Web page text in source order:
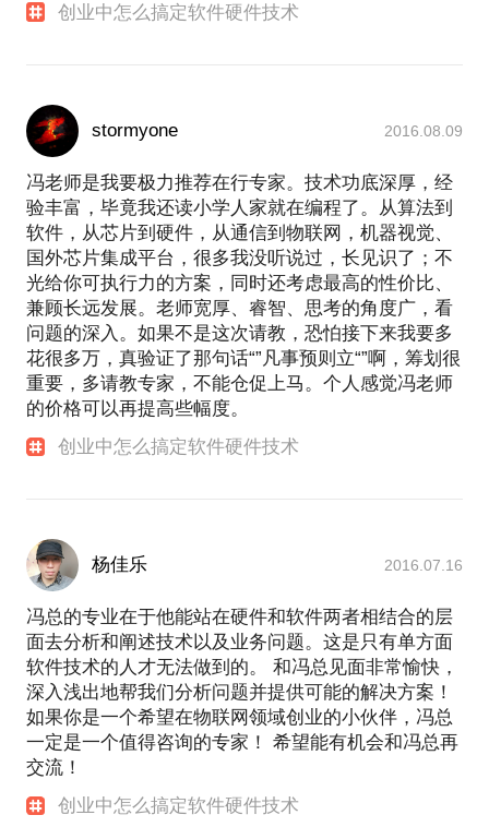
创业中怎么搞定软件硬件技术
stormyone 2016.08.09
冯老师是我要极力推荐在行专家。技术功底深厚，经
验丰富，毕竟我还读小学人家就在编程了。从算法到
软件，从芯片到硬件，从通信到物联网，机器视觉、
国外芯片集成平台，很多我没听说过，长见识了；不
光给你可执行力的方案，同时还考虑最高的性价比、
兼顾长远发展。老师宽厚、睿智、思考的角度广，看
问题的深入。如果不是这次请教，恐怕接下来我要多
花很多万，真验证了那句话“”凡事预则立“”啊，筹划很
重要，多请教专家，不能仓促上马。个人感觉冯老师
的价格可以再提高些幅度。
创业中怎么搞定软件硬件技术
杨佳乐 2016.07.16
冯总的专业在于他能站在硬件和软件两者相结合的层
面去分析和阐述技术以及业务问题。这是只有单方面
软件技术的人才无法做到的。 和冯总见面非常愉快，
深入浅出地帮我们分析问题并提供可能的解决方案！
如果你是一个希望在物联网领域创业的小伙伴，冯总
一定是一个值得咨询的专家！ 希望能有机会和冯总再
交流！
创业中怎么搞定软件硬件技术